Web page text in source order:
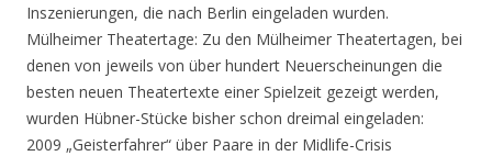
Inszenierungen, die nach Berlin eingeladen wurden.
Mülheimer Theatertage: Zu den Mülheimer Theatertagen, bei
denen von jeweils von über hundert Neuerscheinungen die
besten neuen Theatertexte einer Spielzeit gezeigt werden,
wurden Hübner-Stücke bisher schon dreimal eingeladen:
2009 „Geisterfahrer“ über Paare in der Midlife-Crisis